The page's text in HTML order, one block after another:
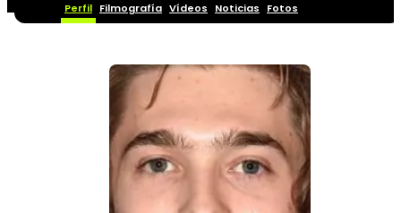
Perfil Filmografía Vídeos Noticias Fotos